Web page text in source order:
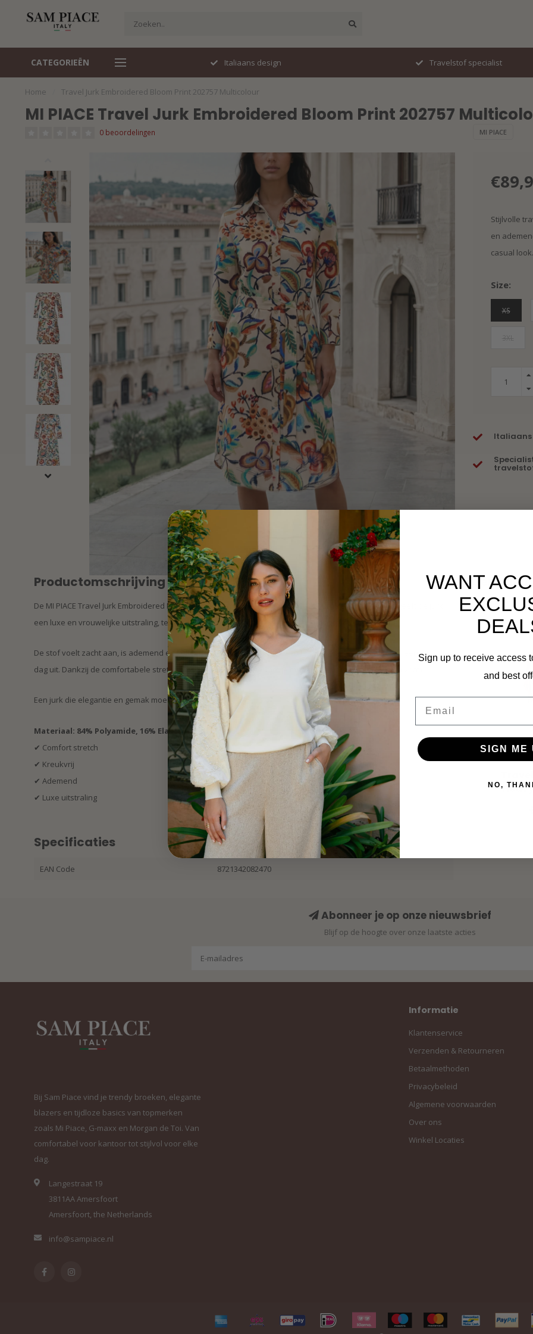
CATEGORIEËN
Perfecte pasvorm Italiaans design Travelstof specialist
Home Travel Jurk Embroidered Bloom Print 202757 Multicolour
MI PIACE Travel Jurk Embroidered Bloom Print 202757
0 beoordelingen MI PIACE
Stijlvolle
en
casual look.
Size:
XS
Italiaans
Productomschrijving
De MI PIACE Travel Jurk Embroidered Bloom Print is een echte eyecatcher. De kleurrijke bloemenprint geeft de jurk
een luxe en vrouwelijke uitstraling, terwijl de travelkwaliteit zorgt voor ultiem draagcomfort.
De stof voelt zacht aan, is ademend en volledig kreukvrij. Ideaal voor een lange werkdag, een diner of een stijlvolle
dag uit. Dankzij de comfortabele stretch beweegt de jurk soepel met je mee en behoudt hij perfect zijn vorm.
Een jurk die elegantie en gemak moeiteloos combineert.
Materiaal: 84% Polyamide, 16% Elastaan
✔ Comfort stretch
✔ Kreukvrij
✔ Ademend
✔ Luxe uitstraling
Specificaties
EAN Code 8721342082470
Abonneer je op onze nieuwsbrief
Blijf op de hoogte over onze laatste acties
Bij Sam Piace vind je trendy broeken, elegante
blazers en tijdloze basics van topmerken
zoals Mi Piace, G-maxx en Morgan de Toi. Van
comfortabel voor kantoor tot stijlvol voor elke
dag.
Langestraat 19
3811AA Amersfoort
Amersfoort, the Netherlands
info@sampiace.nl
Informatie
Klantenservice
Verzenden & Retourneren
Betaalmethoden
Privacybeleid
Algemene voorwaarden
Over ons
Winkel Locaties
WANT
Sign up to receive access
and best
SIGN ME
NO,